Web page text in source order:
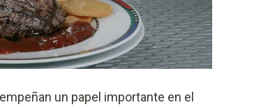
un papel importante en el